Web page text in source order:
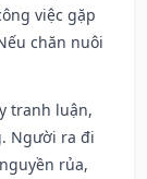
việc gặp
chăn nuôi
tranh luận,
Người ra đi
rủa,